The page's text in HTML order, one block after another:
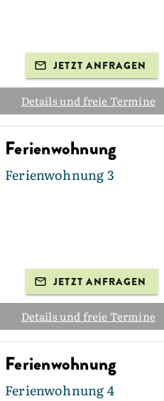
JETZT ANFRAGEN
Details und freie Termine
Ferienwohnung
Ferienwohnung 3
JETZT ANFRAGEN
Details und freie Termine
Ferienwohnung
Ferienwohnung 4